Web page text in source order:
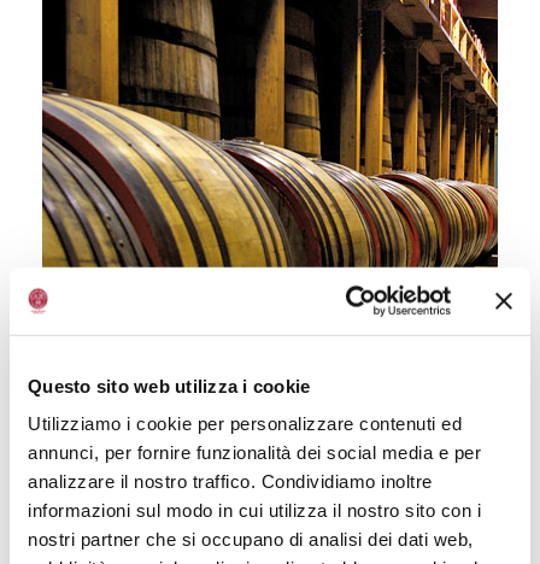
Questo sito web utilizza i cookie
Utilizziamo i cookie per personalizzare contenuti ed
annunci, per fornire funzionalità dei social media e per
analizzare il nostro traffico. Condividiamo inoltre
informazioni sul modo in cui utilizza il nostro sito con i
nostri partner che si occupano di analisi dei dati web,